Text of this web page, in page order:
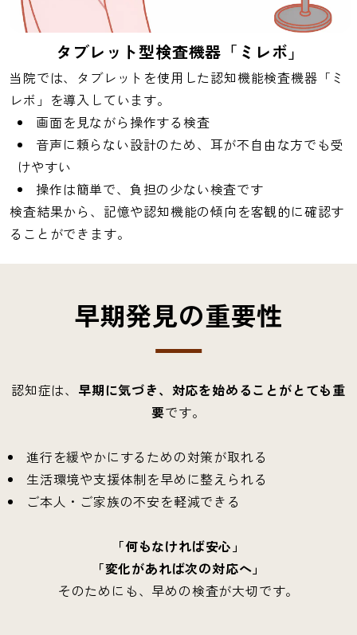
タブレット型検査機器「ミレボ」
当院では、タブレットを使用した認知機能検査機器「ミ
レボ」を導入しています。
画面を見ながら操作する検査
音声に頼らない設計のため、耳が不自由な方でも受
けやすい
操作は簡単で、負担の少ない検査です
検査結果から、記憶や認知機能の傾向を客観的に確認す
ることができます。
早期発見の重要性
認知症は、 早期に気づき、対応を始めることがとても重
要です。
進行を緩やかにするための対策が取れる
生活環境や支援体制を早めに整えられる
ご本人・ご家族の不安を軽減できる
「何もなければ安心」
「変化があれば次の対応へ」
そのためにも、早めの検査が大切です。